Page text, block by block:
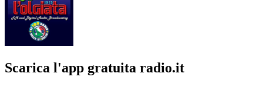
Scarica l'app gratuita radio.it